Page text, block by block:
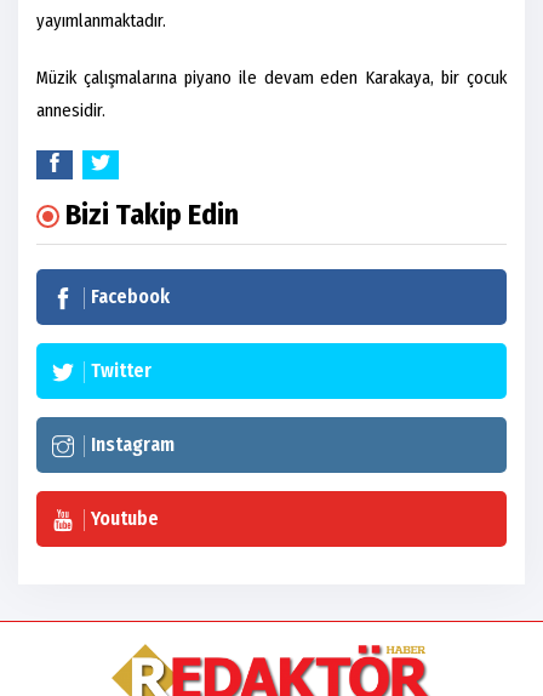
yayımlanmaktadır.
Müzik çalışmalarına piyano ile devam eden Karakaya, bir çocuk
annesidir.
Bizi Takip Edin
Facebook
Twitter
Instagram
Youtube